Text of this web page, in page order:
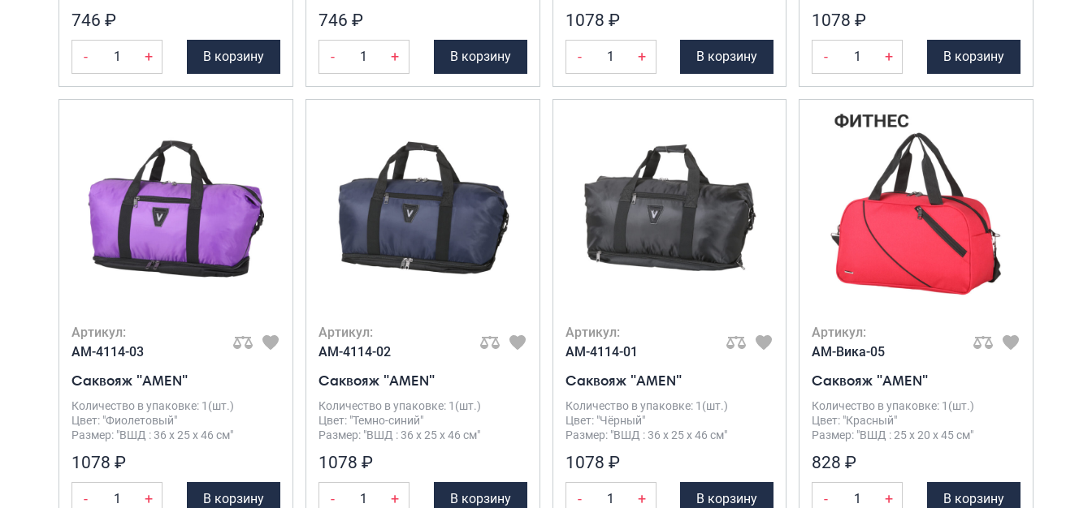
Кейсы и планшеты
Планшеты
Аксессуары
Чехлы для чемоданов
Мешки для обуви
Пеналы для школы
746 ₽
- + В корзину
746 ₽
- + В корзину
1078 ₽
- + В корзину
1078 ₽
- + В корзину
Артикул:
AM-4114-03
Саквояж "AMEN"
Количество в упаковке: 1(шт.)
Цвет: "Фиолетовый"
Размер: "ВШД : 36 х 25 х 46 см"
1078 ₽
- + В корзину
Артикул:
AM-4114-02
Саквояж "AMEN"
Количество в упаковке: 1(шт.)
Цвет: "Темно-синий"
Размер: "ВШД : 36 х 25 х 46 см"
1078 ₽
- + В корзину
Артикул:
AM-4114-01
Саквояж "AMEN"
Количество в упаковке: 1(шт.)
Цвет: "Чёрный"
Размер: "ВШД : 36 х 25 х 46 см"
1078 ₽
- + В корзину
Артикул:
AM-Вика-05
Саквояж "AMEN"
Количество в упаковке: 1(шт.)
Цвет: "Красный"
Размер: "ВШД : 25 х 20 х 45 см"
828 ₽
- + В корзину